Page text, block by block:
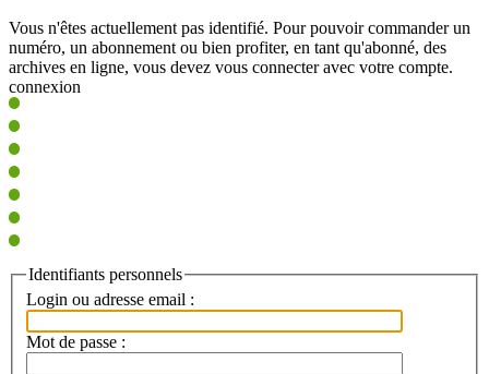
Vous n'êtes actuellement pas identifié. Pour pouvoir commander un
numéro, un abonnement ou bien profiter, en tant qu'abonné, des
archives en ligne, vous devez vous connecter avec votre compte.
connexion
Identifiants personnels
Login ou adresse email :
Mot de passe :